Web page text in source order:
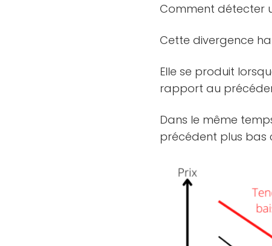
Comment détecter
Cette divergence
Elle se produit
rapport au
Dans le même
précédent plus bas